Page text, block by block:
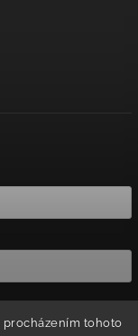
procházením tohoto